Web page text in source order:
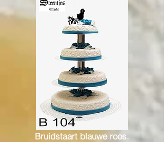
Bruidstaart blauwe roos.